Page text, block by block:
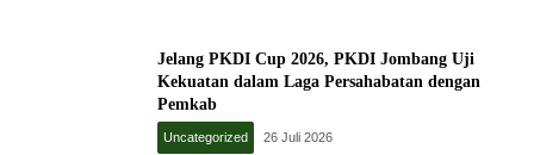
Jelang PKDI Cup 2026, PKDI Jombang Uji
Kekuatan dalam Laga Persahabatan dengan
Pemkab
Uncategorized 26 Juli 2026